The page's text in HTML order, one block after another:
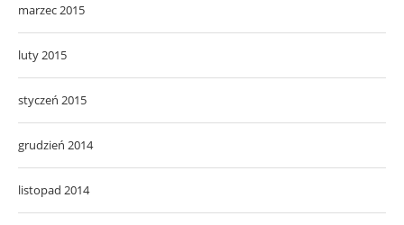
marzec 2015
luty 2015
styczeń 2015
grudzień 2014
listopad 2014